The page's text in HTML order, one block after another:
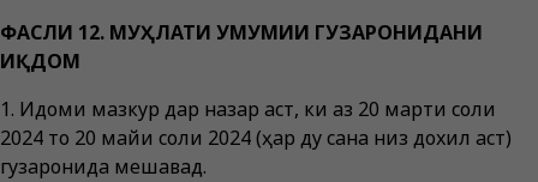
ФАСЛИ 12. МУҲЛАТИ УМУМИИ ГУЗАРОНИДАНИ
ИҚДОМ
1. Иқдоми мазкур дар назар аст, ки аз 20 марти соли
2024 то 20 майи соли 2024 (ҳар ду сана низ дохил аст)
гузаронида мешавад.